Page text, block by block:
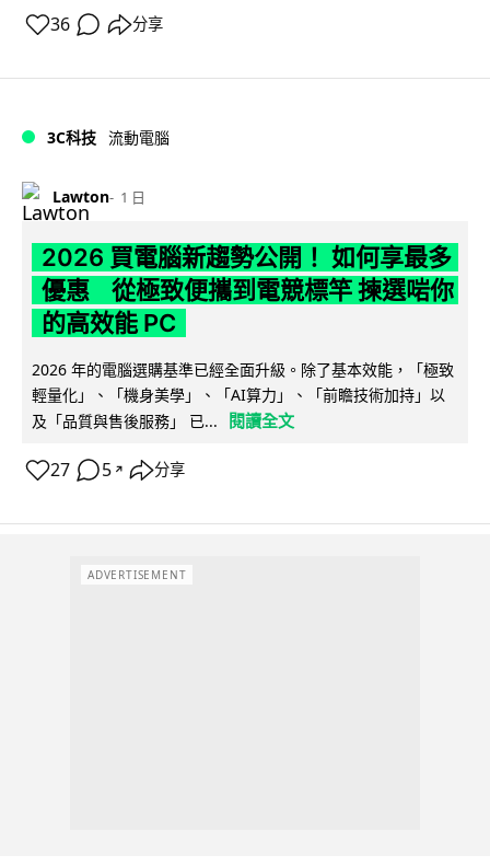
36 分享
3C科技 流動電腦
Lawton 1 日
2026 買電腦新趨勢公開！ 如何享最多
優惠 從極致便攜到電競標竿 揀選啱你
的高效能 PC
2026 年的電腦選購基準已經全面升級。除了基本效能，「極致
輕量化」、「機身美學」、「AI算力」、「前瞻技術加持」以
及「品質與售後服務」 已...
閱讀全文
27 5 ↗ 分享
ADVERTISEMENT